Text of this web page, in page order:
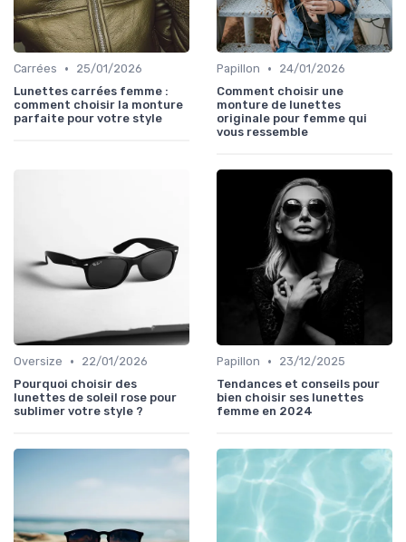
Carrées •
25/01/2026
Lunettes carrées femme :
comment choisir la monture
parfaite pour votre style
Papillon •
24/01/2026
Comment choisir une
monture de lunettes
originale pour femme qui
vous ressemble
Oversize •
22/01/2026
Pourquoi choisir des
lunettes de soleil rose pour
sublimer votre style ?
Papillon •
23/12/2025
Tendances et conseils pour
bien choisir ses lunettes
femme en 2024